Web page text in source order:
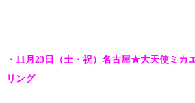
・11月23日（土・祝）名古屋★大天使ミカ
リング